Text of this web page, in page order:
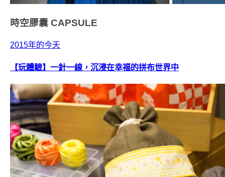
時空膠囊 CAPSULE
2015年的今天
【玩體驗】一針一線，沉浸在幸福的拼布世界中